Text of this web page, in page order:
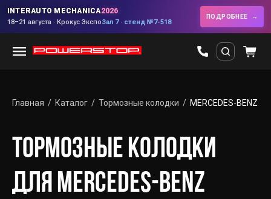
INTERAUTO MECHANICA2026
18–21 августа · Крокус ЭкспоЗал 7 · стенд №7-518
ПОДРОБНЕЕ
Главная Каталог Тормозные колодки MERCEDES-BENZ
ТОРМОЗНЫЕ КОЛОДКИ
ДЛЯ MERCEDES-BENZ